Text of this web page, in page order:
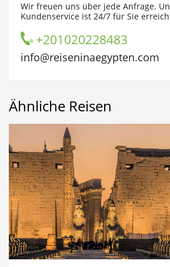
Wir freuen uns über jede Anfrage.
Kundenservice ist 24/7 für Sie
+201020228483
info@reiseninaegypten.com
Ähnliche Reisen